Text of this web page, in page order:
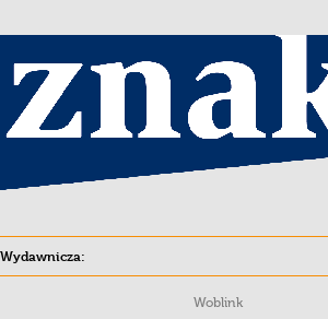
Woblink